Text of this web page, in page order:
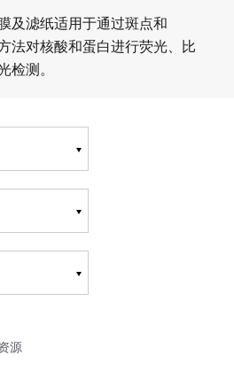
及滤纸适用于通过斑点和
法对核酸和蛋白进行荧光、比
检测。
源